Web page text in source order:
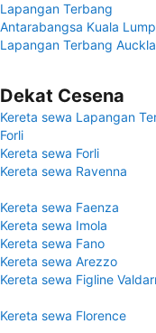
Lapangan Terbang
Antarabangsa Kuala
Lapangan Terbang
Dekat
Kereta sewa Lapangan
Forli
Kereta sewa Forli
Kereta sewa Ravenna
Kereta sewa Faenza
Kereta sewa Imola
Kereta sewa Fano
Kereta sewa Arezzo
Kereta sewa Figline
Kereta sewa Florence